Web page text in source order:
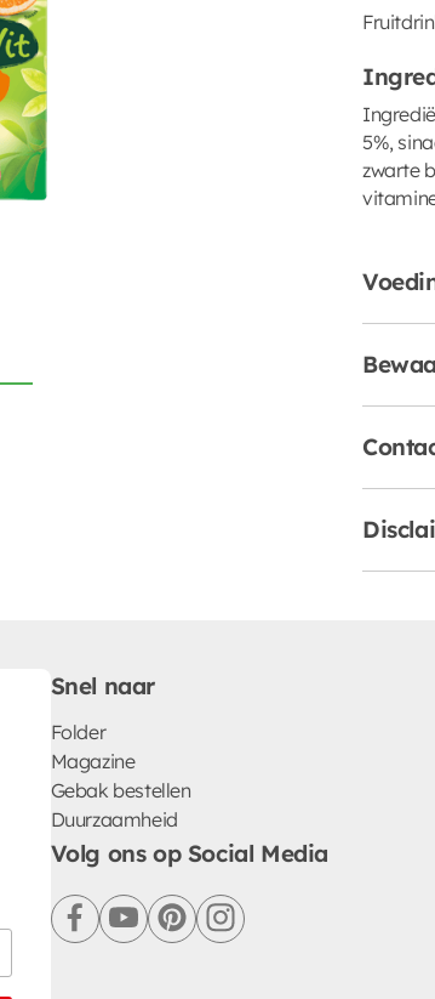
5%,
zwarte
Snel naar
Folder
Magazine
Gebak bestellen
Duurzaamheid
Volg ons op Social Media
facebookyoutubepinterestinstagram